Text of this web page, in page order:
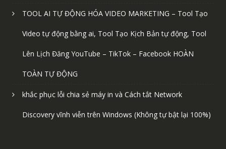
TOOL AI TỰ ĐỘNG HÓA VIDEO MARKETING – Tool Tạo
Video tự động bằng ai, Tool Tạo Kịch Bản tự động, Tool
Lên Lịch Đăng YouTube – TikTok – Facebook HOÀN
TOÀN TỰ ĐỘNG
khắc phục lỗi chia sẻ máy in và Cách tắt Network
Discovery vĩnh viễn trên Windows (Không tự bật lại 100%)